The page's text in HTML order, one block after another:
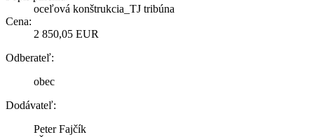
oceľová konštrukcia_TJ tribúna
Cena:
2 850,05 EUR
Odberateľ:
obec
Dodávateľ:
Peter Fajčík